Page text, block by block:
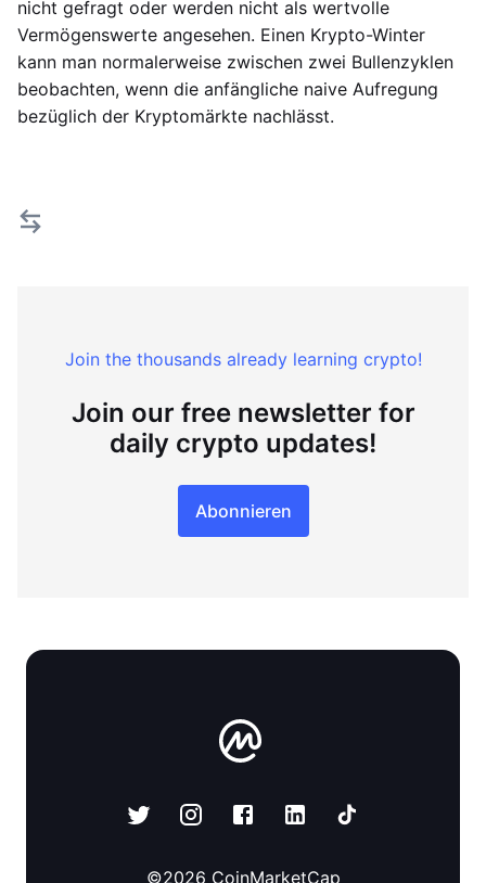
nicht gefragt oder werden nicht als wertvolle
Vermögenswerte angesehen. Einen Krypto-Winter
kann man normalerweise zwischen zwei Bullenzyklen
beobachten, wenn die anfängliche naive Aufregung
bezüglich der Kryptomärkte nachlässt.
Join the thousands already learning crypto!
Join our free newsletter for
daily crypto updates!
Abonnieren
©2026 CoinMarketCap